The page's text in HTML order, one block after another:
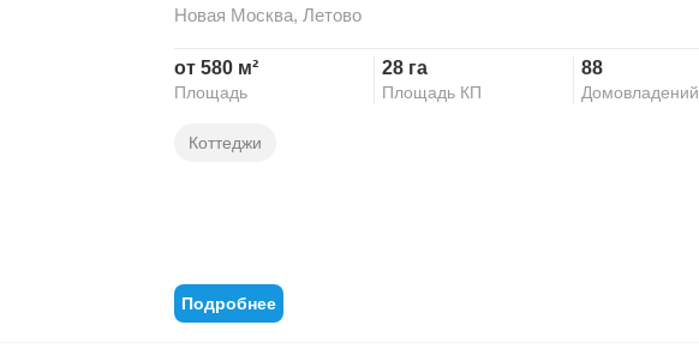
Новая Москва, Летово
от 580 м²
Площадь
28 га
Площадь КП
88
Домовладений
Коттеджи
Подробнее